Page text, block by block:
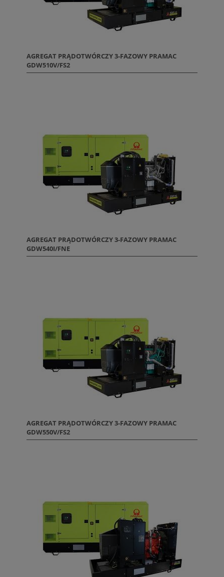
AGREGAT PRĄDOTWÓRCZY 3-FAZOWY PRAMAC
GDW510V/FS2
AGREGAT PRĄDOTWÓRCZY 3-FAZOWY PRAMAC
GDW540I/FNE
AGREGAT PRĄDOTWÓRCZY 3-FAZOWY PRAMAC
GDW550V/FS2